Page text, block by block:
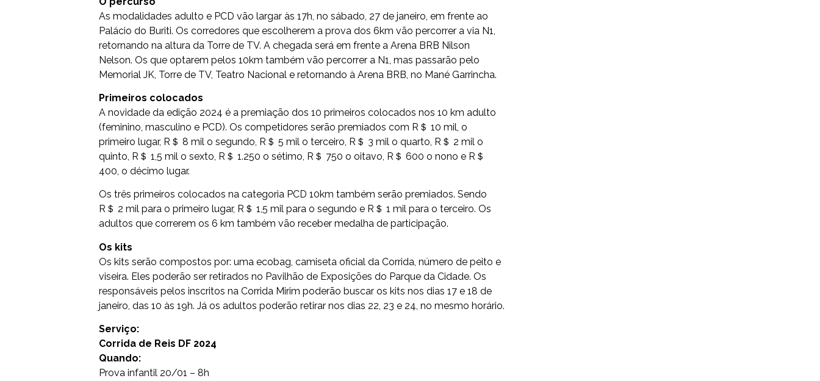
As modalidades adulto e PCD vão largar às 17h, no sábado, 27 de janeiro, em frente ao
Palácio do Buriti. Os corredores que escolherem a prova dos 6km vão percorrer a via N1,
retornando na altura da Torre de TV. A chegada será em frente a Arena BRB Nilson
Nelson. Os que optarem pelos 10km também vão percorrer a N1, mas passarão pelo
Memorial JK, Torre de TV, Teatro Nacional e retornando à Arena BRB, no Mané Garrincha.
Primeiros colocados
A novidade da edição 2024 é a premiação dos 10 primeiros colocados nos 10 km adulto
(feminino, masculino e PCD). Os competidores serão premiados com R＄ 10 mil, o
primeiro lugar, R＄ 8 mil o segundo, R＄ 5 mil o terceiro, R＄ 3 mil o quarto, R＄ 2 mil o
quinto, R＄ 1,5 mil o sexto, R＄ 1.250 o sétimo, R＄ 750 o oitavo, R＄ 600 o nono e R＄
400, o décimo lugar.
Os três primeiros colocados na categoria PCD 10km também serão premiados. Sendo
R＄ 2 mil para o primeiro lugar, R＄ 1,5 mil para o segundo e R＄ 1 mil para o terceiro. Os
adultos que correrem os 6 km também vão receber medalha de participação.
Os kits
Os kits serão compostos por: uma ecobag, camiseta oficial da Corrida, número de peito e
viseira. Eles poderão ser retirados no Pavilhão de Exposições do Parque da Cidade. Os
responsáveis pelos inscritos na Corrida Mirim poderão buscar os kits nos dias 17 e 18 de
janeiro, das 10 às 19h. Já os adultos poderão retirar nos dias 22, 23 e 24, no mesmo horário.
Serviço:
Corrida de Reis DF 2024
Quando:
Prova infantil 20/01 – 8h